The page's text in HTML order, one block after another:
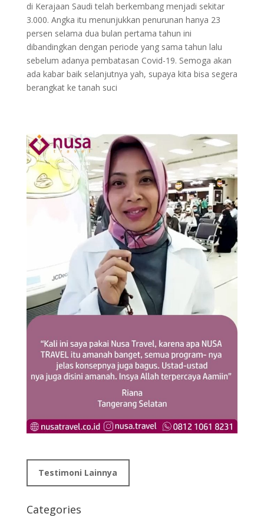
di Kerajaan Saudi telah berkembang menjadi sekitar
3.000. Angka itu menunjukkan penurunan hanya 23
persen selama dua bulan pertama tahun ini
dibandingkan dengan periode yang sama tahun lalu
sebelum adanya pembatasan Covid-19. Semoga akan
ada kabar baik selanjutnya yah, supaya kita bisa segera
berangkat ke tanah suci
Testimoni Lainnya
Categories